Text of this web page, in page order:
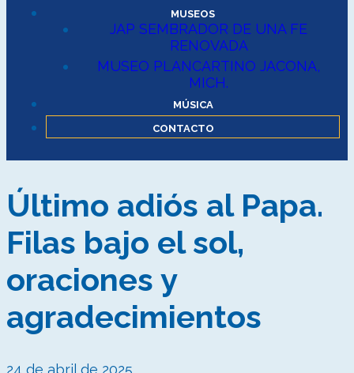
MUSEOS
JAP SEMBRADOR DE UNA FE
RENOVADA
MUSEO PLANCARTINO JACONA,
MICH.
MÚSICA
CONTACTO
Último adiós al Papa.
Filas bajo el sol,
oraciones y
agradecimientos
24 de abril de 2025